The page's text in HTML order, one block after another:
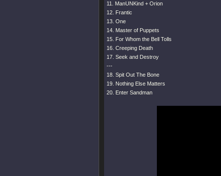
11. ManUNKind + Orion
12. Frantic
13. One
14. Master of Puppets
15. For Whom the Bell Tolls
16. Creeping Death
17. Seek and Destroy
---
18. Spit Out The Bone
19. Nothing Else Matters
20. Enter Sandman